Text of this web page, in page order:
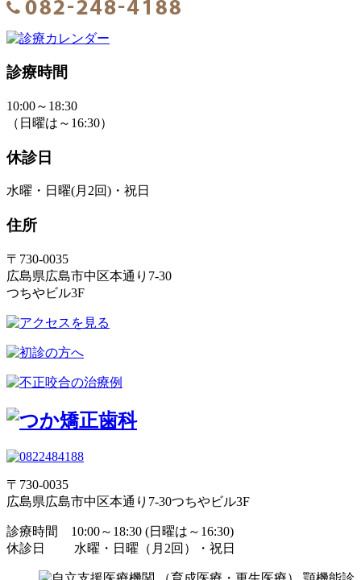
診療時間
10:00～18:30
（日曜は～16:30）
休診日
水曜・日曜(月2回)・祝日
住所
〒730-0035
広島県広島市中区本通り7-30
つちやビル3F
〒730-0035
広島県広島市中区本通り7-30つちやビル3F
診療時間 10:00～18:30 (日曜は～16:30)
休診日 水曜・日曜（月2回）・祝日